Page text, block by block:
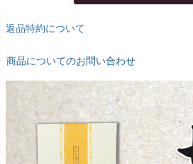
返品特約について
商品についてのお問い合わせ